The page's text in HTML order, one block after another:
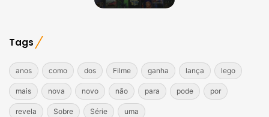
Tags
anos como dos Filme ganha lança lego
mais nova novo não para pode por
revela Sobre Série uma